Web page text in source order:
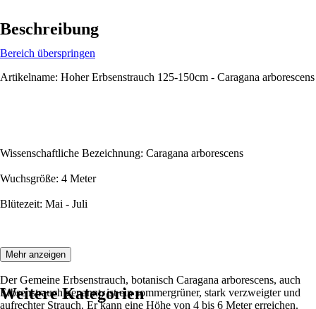
Beschreibung
Bereich überspringen
Artikelname: Hoher Erbsenstrauch 125-150cm - Caragana arborescens
Wissenschaftliche Bezeichnung: Caragana arborescens
Wuchsgröße: 4 Meter
Blütezeit: Mai - Juli
Beschreibung:
Der Gemeine Erbsenstrauch, botanisch Caragana arborescens, auch
Erbsenstrauch genannt, ist ein sommergrüner, stark verzweigter und
aufrechter Strauch. Er kann eine Höhe von 4 bis 6 Meter erreichen.
Mehr anzeigen
Weitere Kategorien